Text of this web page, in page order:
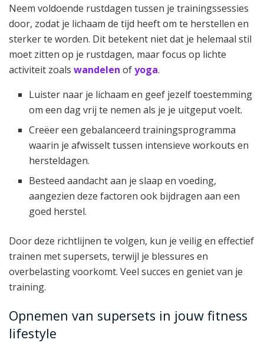
Neem voldoende rustdagen tussen je trainingssessies
door, zodat je lichaam de tijd heeft om te herstellen en
sterker te worden. Dit betekent niet dat je helemaal stil
moet zitten op je rustdagen, maar focus op lichte
activiteit zoals wandelen ofyoga.
Luister naar je lichaam en geef jezelf toestemming
om een dag vrij te nemen als je je uitgeput voelt.
Creëer een gebalanceerd trainingsprogramma
waarin je afwisselt tussen intensieve workouts en
hersteldagen.
Besteed aandacht aan je slaap en voeding,
aangezien deze factoren ook bijdragen aan een
goed herstel.
Door deze richtlijnen te volgen, kun je veilig en effectief
trainen met supersets, terwijl je blessures en
overbelasting voorkomt. Veel succes en geniet van je
training.
Opnemen van supersets in jouw fitness
lifestyle